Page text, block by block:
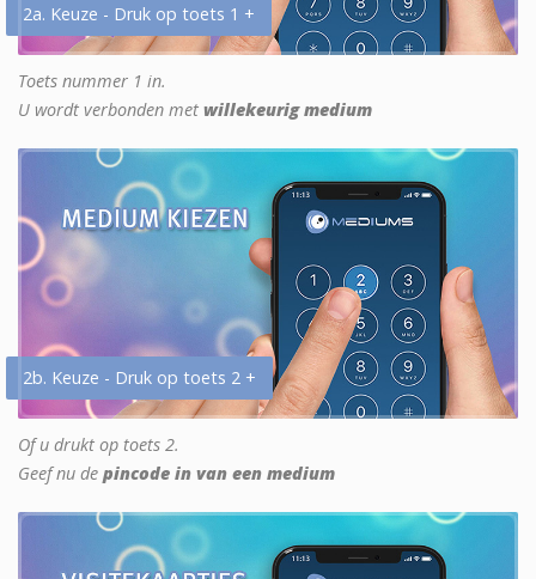
2a. Keuze - Druk op toets 1 +
Toets nummer 1 in.
U wordt verbonden met willekeurig medium
2b. Keuze - Druk op toets 2 +
Of u drukt op toets 2.
Geef nu de pincode in van een medium